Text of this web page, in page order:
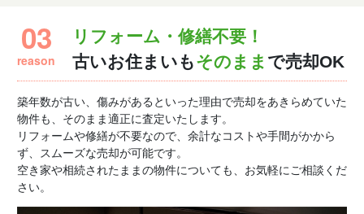
03
reason
リフォーム・修繕不要！
古いお住まいもそのまま で売却OK
築年数が古い、傷みがあるといった理由で売却をあきらめていた
物件も、そのまま適正に査定いたします。
リフォームや修繕が不要なので、余計なコストや手間がかから
ず、スムーズな売却が可能です。
空き家や相続されたままの物件についても、お気軽にご相談くだ
さい。